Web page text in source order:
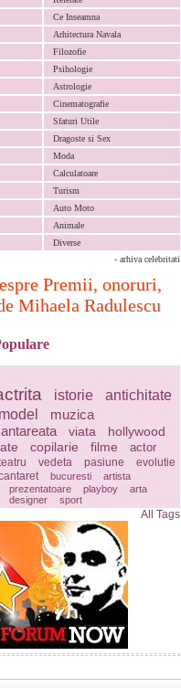
Ce Inseamna
Arhitectura Navala
Filozofie
Psihologie
Astrologie
Cinematografie
Sfaturi Utile
Dragoste si Sex
Moda
Calculatoare
Turism
Auto Moto
Animale
Diverse
- arhiva celebritati
Premii, onoruri,
Mihaela Radulescu
istorie
antichitate
model
muzica
viata
hollywood
copilarie filme
actor
vedeta pasiune
evolutie
bucuresti
artista
prezentatoare playboy
arta
designer sport
All Tags